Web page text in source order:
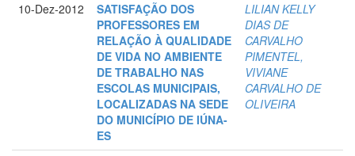
10-Dez-2012
SATISFAÇÃO DOS
PROFESSORES EM
RELAÇÃO À QUALIDADE
DE VIDA NO AMBIENTE
DE TRABALHO NAS
ESCOLAS MUNICIPAIS,
LOCALIZADAS NA SEDE
DO MUNICÍPIO DE IÚNA-
ES
LILIAN KELLY
DIAS DE
CARVALHO
PIMENTEL,
VIVIANE
CARVALHO DE
OLIVEIRA